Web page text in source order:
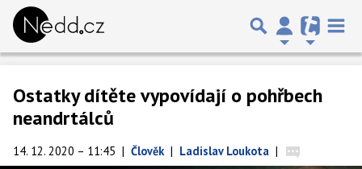
Ostatky dítěte vypovídají o pohřbech
neandrtálců
14. 12. 2020 – 11:45 | Člověk | Ladislav Loukota |